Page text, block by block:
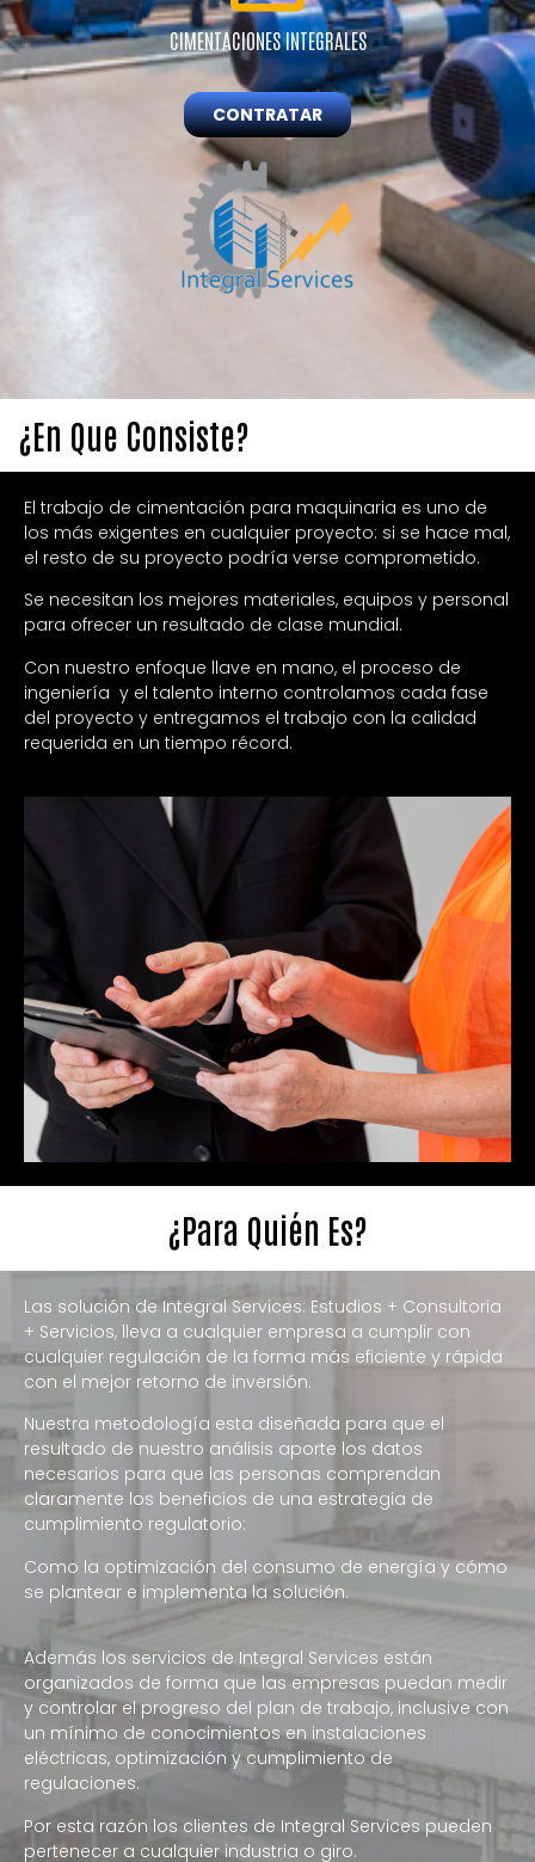
CIMENTACIONES INTEGRALES
CONTRATAR
¿En Que Consiste?
El trabajo de cimentación para maquinaria es uno de
los más exigentes en cualquier proyecto: si se hace mal,
el resto de su proyecto podría verse comprometido.
Se necesitan los mejores materiales, equipos y personal
para ofrecer un resultado de clase mundial.
Con nuestro enfoque llave en mano, el proceso de
ingeniería y el talento interno controlamos cada fase
del proyecto y entregamos el trabajo con la calidad
requerida en un tiempo récord.
¿Para Quién Es?
Las solución de Integral Services: Estudios + Consultoria
+ Servicios, lleva a cualquier empresa a cumplir con
cualquier regulación de la forma más eficiente y rápida
con el mejor retorno de inversión.
Nuestra metodología esta diseñada para que el
resultado de nuestro análisis aporte los datos
necesarios para que las personas comprendan
claramente los beneficios de una estrategia de
cumplimiento regulatorio:
Como la optimización del consumo de energía y cómo
se plantear e implementa la solución.
Además los servicios de Integral Services están
organizados de forma que las empresas puedan medir
y controlar el progreso del plan de trabajo, inclusive con
un mínimo de conocimientos en instalaciones
eléctricas, optimización y cumplimiento de
regulaciones.
Por esta razón los clientes de Integral Services pueden
pertenecer a cualquier industria o giro.